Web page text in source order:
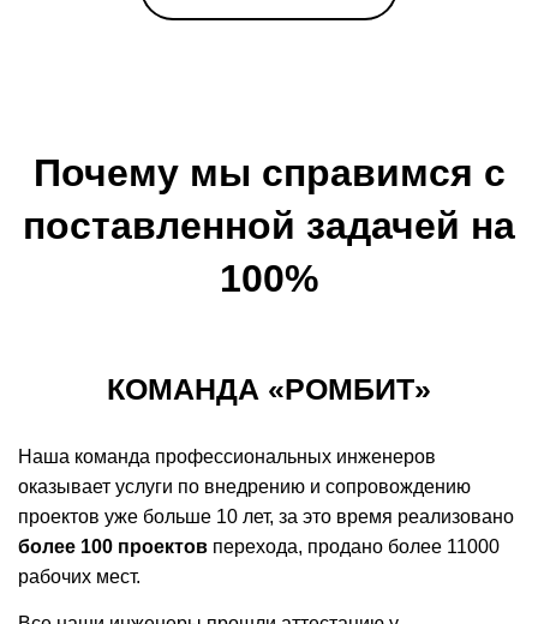
Почему мы справимся с
поставленной задачей на
100%
КОМАНДА «РОМБИТ»
Наша команда профессиональных инженеров
оказывает услуги по внедрению и сопровождению
проектов уже больше 10 лет, за это время реализовано
более 100 проектов перехода, продано более 11000
рабочих мест.